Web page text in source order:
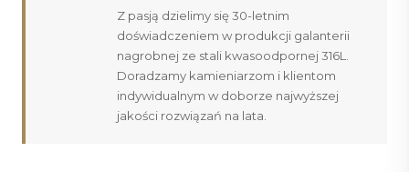
Z pasją dzielimy się 30-letnim
doświadczeniem w produkcji galanterii
nagrobnej ze stali kwasoodpornej 316L.
Doradzamy kamieniarzom i klientom
indywidualnym w doborze najwyższej
jakości rozwiązań na lata.